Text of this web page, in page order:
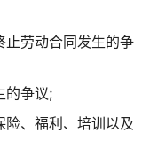
止劳动合同发生的争
的争议;
、福利、培训以及